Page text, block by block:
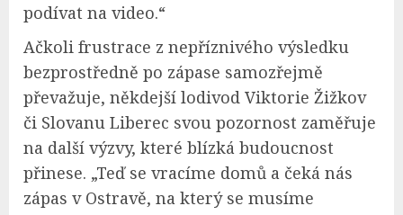
podívat na video.“
Ačkoli frustrace z nepříznivého výsledku
bezprostředně po zápase samozřejmě
převažuje, někdejší lodivod Viktorie Žižkov
či Slovanu Liberec svou pozornost zaměřuje
na další výzvy, které blízká budoucnost
přinese. „Teď se vracíme domů a čeká nás
zápas v Ostravě, na který se musíme